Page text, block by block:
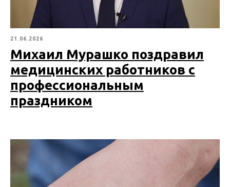
21.06.2026
Михаил Мурашко поздравил
медицинских работников с
профессиональным
праздником